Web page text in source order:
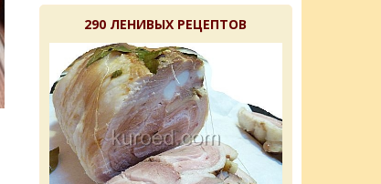
290 ЛЕНИВЫХ РЕЦЕПТОВ